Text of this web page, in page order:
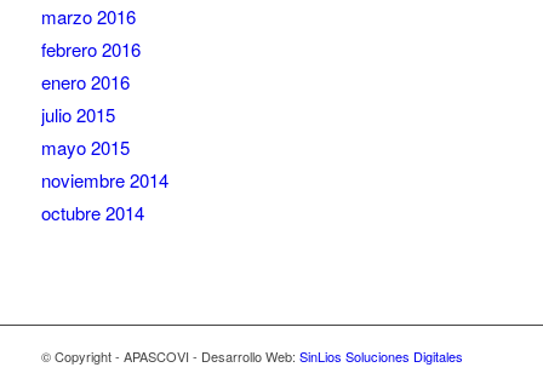
marzo 2016
febrero 2016
enero 2016
julio 2015
mayo 2015
noviembre 2014
octubre 2014
© Copyright - APASCOVI - Desarrollo Web: SinLios Soluciones Digitales